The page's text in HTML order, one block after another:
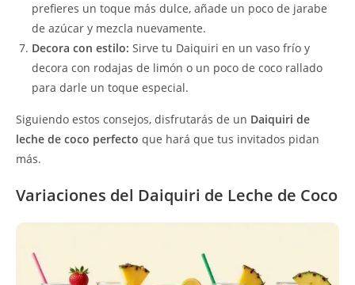
prefieres un toque más dulce, añade un poco de jarabe
de azúcar y mezcla nuevamente.
Decora con estilo: Sirve tu Daiquiri en un vaso frío y
decora con rodajas de limón o un poco de coco rallado
para darle un toque especial.
Siguiendo estos consejos, disfrutarás de un Daiquiri de
leche de coco perfecto que hará que tus invitados pidan
más.
Variaciones del Daiquiri de Leche de Coco